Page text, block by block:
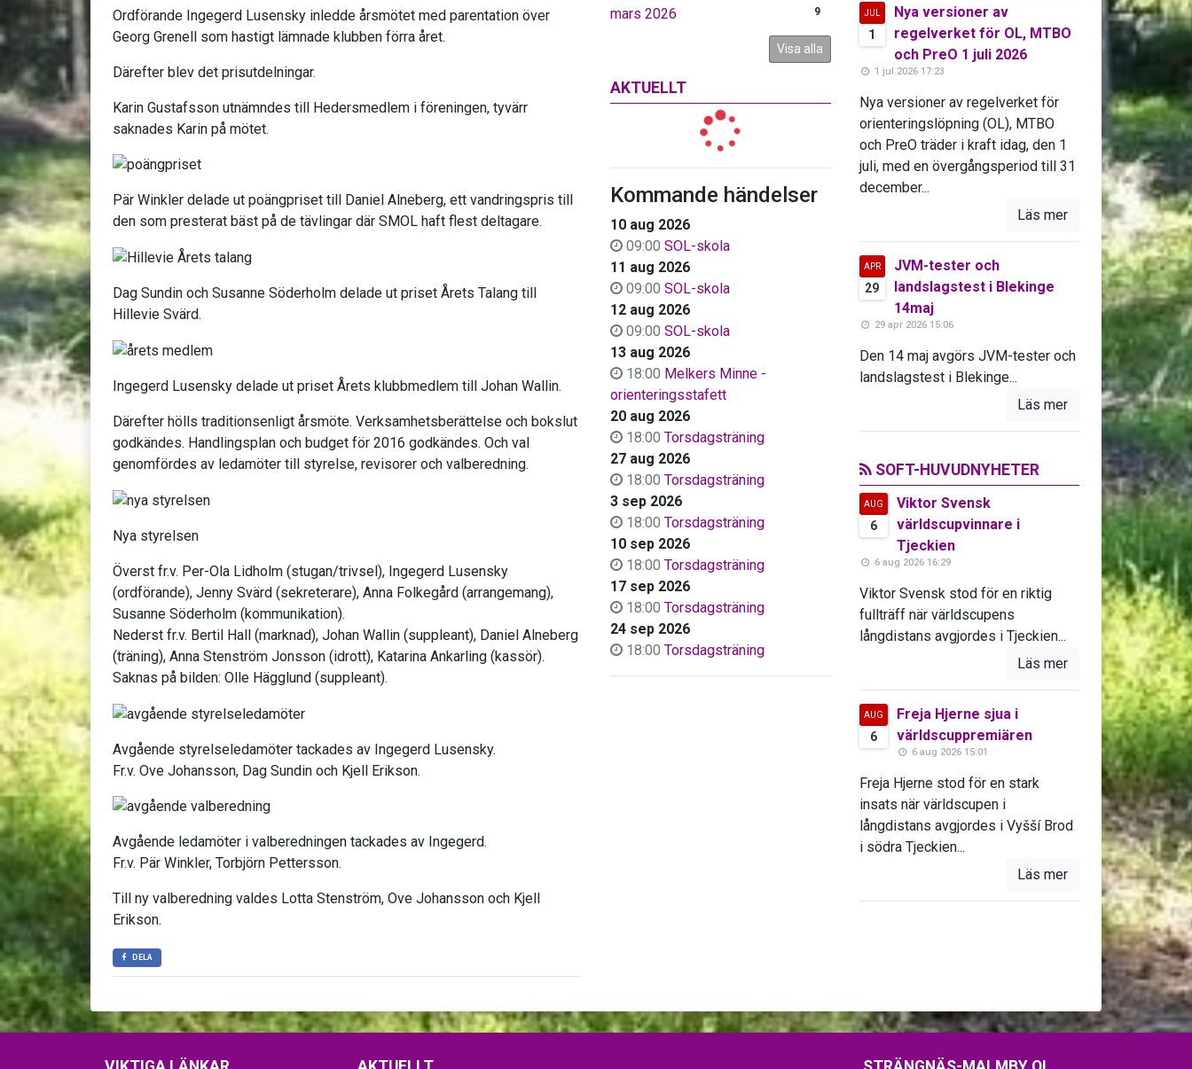
mars 2026 9
Visa alla
AKTUELLT
Kommande händelser
10 aug 2026
09:00 SOL-skola
11 aug 2026
09:00 SOL-skola
12 aug 2026
09:00 SOL-skola
13 aug 2026
18:00 Melkers Minne -
orienteringsstafett
20 aug 2026
18:00 Torsdagsträning
27 aug 2026
18:00 Torsdagsträning
3 sep 2026
18:00 Torsdagsträning
10 sep 2026
18:00 Torsdagsträning
17 sep 2026
18:00 Torsdagsträning
24 sep 2026
18:00 Torsdagsträning
Ordförande Ingegerd Lusensky inledde årsmötet med parentation över
Georg Grenell som hastigt lämnade klubben förra året.
Därefter blev det prisutdelningar.
Karin Gustafsson utnämndes till Hedersmedlem i föreningen, tyvärr
saknades Karin på mötet.
Pär Winkler delade ut poängpriset till Daniel Alneberg, ett vandringspris till
den som presterat bäst på de tävlingar där SMOL haft flest deltagare.
Dag Sundin och Susanne Söderholm delade ut priset Årets Talang till
Hillevie Svärd.
Ingegerd Lusensky delade ut priset Årets klubbmedlem till Johan Wallin.
Därefter hölls traditionsenligt årsmöte. Verksamhetsberättelse och bokslut
godkändes. Handlingsplan och budget för 2016 godkändes. Och val
genomfördes av ledamöter till styrelse, revisorer och valberedning.
Nya styrelsen
Överst fr.v. Per-Ola Lidholm (stugan/trivsel), Ingegerd Lusensky
(ordförande), Jenny Svärd (sekreterare), Anna Folkegård (arrangemang),
Susanne Söderholm (kommunikation).
Nederst fr.v. Bertil Hall (marknad), Johan Wallin (suppleant), Daniel Alneberg
(träning), Anna Stenström Jonsson (idrott), Katarina Ankarling (kassör).
Saknas på bilden: Olle Hägglund (suppleant).
Avgående styrelseledamöter tackades av Ingegerd Lusensky.
Fr.v. Ove Johansson, Dag Sundin och Kjell Erikson.
Avgående ledamöter i valberedningen tackades av Ingegerd.
Fr.v. Pär Winkler, Torbjörn Pettersson.
Till ny valberedning valdes Lotta Stenström, Ove Johansson och Kjell
Erikson.
DELA
JUL
1
Nya versioner av
regelverket för OL, MTBO
och PreO 1 juli 2026
1 jul 2026 17:23
Nya versioner av regelverket för
orienteringslöpning (OL), MTBO
och PreO träder i kraft idag, den 1
juli, med en övergångsperiod till 31
december...
Läs mer
APR
29
JVM-tester och
landslagstest i Blekinge
14maj
29 apr 2026 15:06
Den 14 maj avgörs JVM-tester och
landslagstest i Blekinge...
Läs mer
SOFT-HUVUDNYHETER
AUG
6
Viktor Svensk
världscupvinnare i
Tjeckien
6 aug 2026 16:29
Viktor Svensk stod för en riktig
fullträff när världscupens
långdistans avgjordes i Tjeckien...
Läs mer
AUG
6
Freja Hjerne sjua i
världscuppremiären
6 aug 2026 15:01
Freja Hjerne stod för en stark
insats när världscupen i
långdistans avgjordes i Vyšší Brod
i södra Tjeckien...
Läs mer